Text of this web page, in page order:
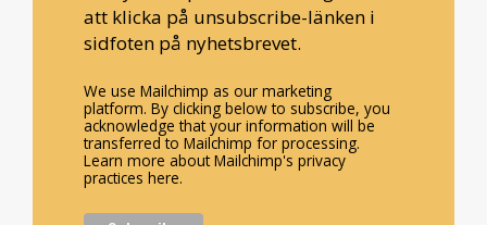
att klicka på unsubscribe-länken i
sidfoten på nyhetsbrevet.
We use Mailchimp as our marketing
platform. By clicking below to subscribe, you
acknowledge that your information will be
transferred to Mailchimp for processing.
Learn more about Mailchimp's privacy
practices here.